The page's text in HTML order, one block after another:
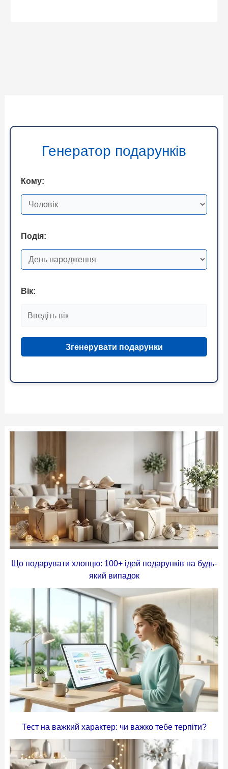
Генератор подарунків
Кому:
Подія:
Вік:
Згенерувати подарунки
Що подарувати хлопцю: 100+ ідей подарунків на будь-
який випадок
Тест на важкий характер: чи важко тебе терпіти?